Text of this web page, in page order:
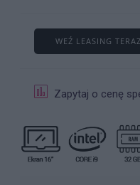
WEŹ LEASING TERAZ
Zapytaj o cenę